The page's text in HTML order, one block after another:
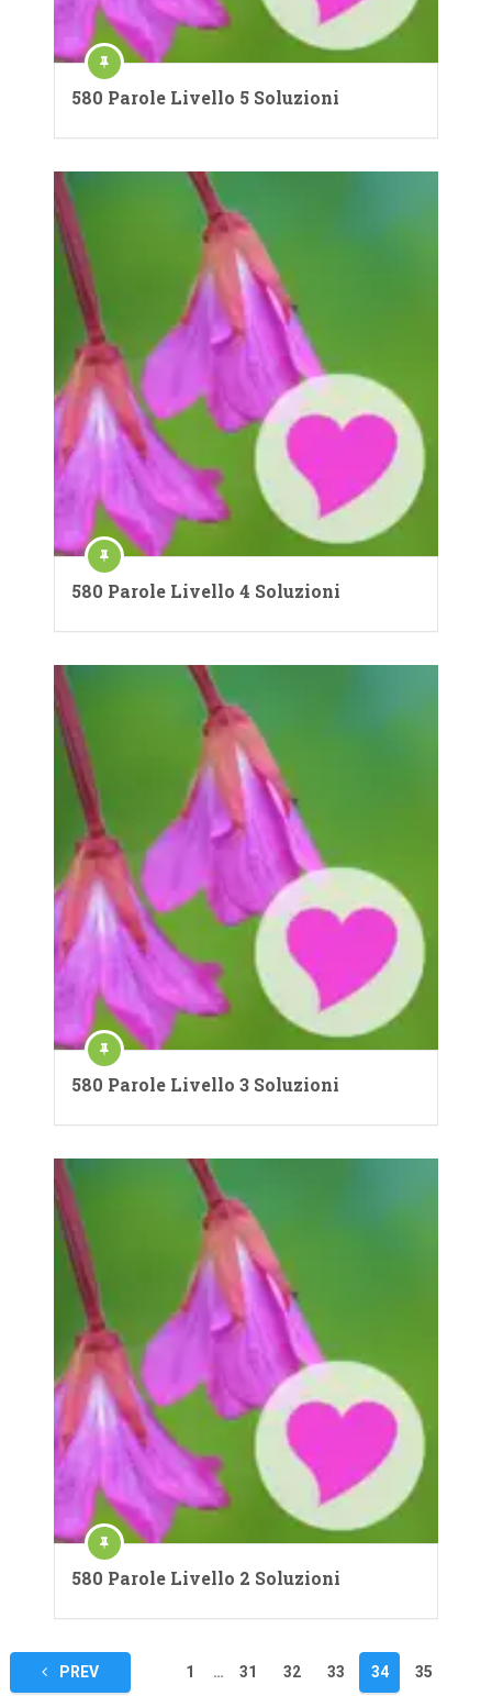
580 Parole Livello 5 Soluzioni
580 Parole Livello 4 Soluzioni
580 Parole Livello 3 Soluzioni
580 Parole Livello 2 Soluzioni
Navigazione
PREV 1 … 31 32 33 34 35